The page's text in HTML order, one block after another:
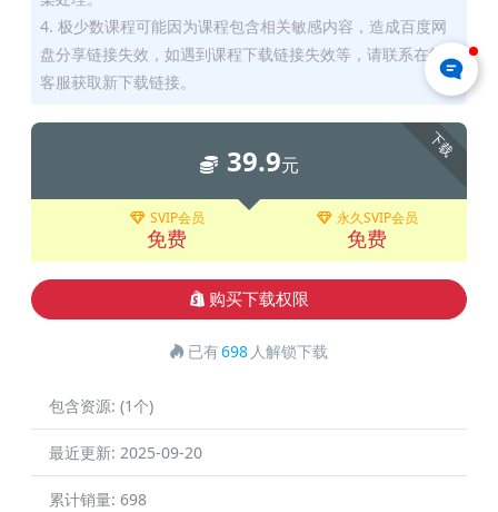
4. 极少数课程可能因为课程包含相关敏感内容，造成百度网
盘分享链接失效，如遇到课程下载链接失效等，请联系在线
客服获取新下载链接。
下载
39.9元
SVIP会员
免费
永久SVIP会员
免费
购买下载权限
已有698 人解锁下载
包含资源: (1个)
最近更新: 2025-09-20
累计销量: 698